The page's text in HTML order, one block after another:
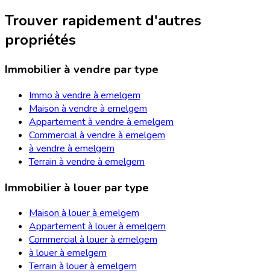
Trouver rapidement d'autres
propriétés
Immobilier à vendre par type
Immo à vendre à emelgem
Maison à vendre à emelgem
Appartement à vendre à emelgem
Commercial à vendre à emelgem
à vendre à emelgem
Terrain à vendre à emelgem
Immobilier à louer par type
Maison à louer à emelgem
Appartement à louer à emelgem
Commercial à louer à emelgem
à louer à emelgem
Terrain à louer à emelgem